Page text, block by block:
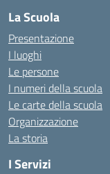
La Scuola
Presentazione
I luoghi
Le persone
I numeri della scuola
Le carte della scuola
Organizzazione
La storia
I Servizi